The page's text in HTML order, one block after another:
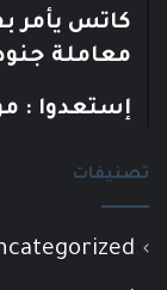
كاتس يأمر
معاملة
إستعدوا :
تصنيفات